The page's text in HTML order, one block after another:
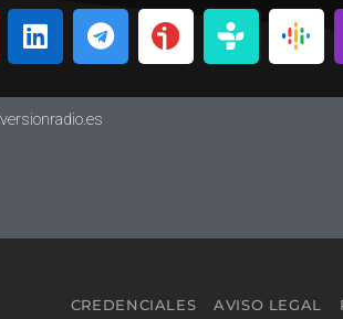
CREDENCIALES AVISO LEGAL